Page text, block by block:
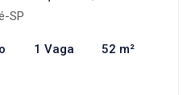
SP
1 Vaga 52 m²